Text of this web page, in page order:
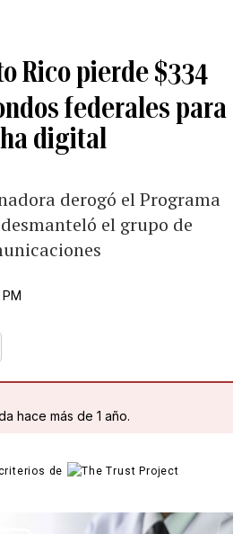
Rico pierde $334
federales para
digital
derogó el Programa
el grupo de
hace más de 1 año.
de